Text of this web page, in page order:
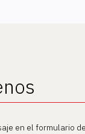
en el formulario